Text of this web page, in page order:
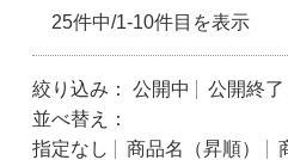
25件中/1-10件目を表示
絞り込み： 公開中 公開終了
並べ替え：
指定なし
商品名（昇順）